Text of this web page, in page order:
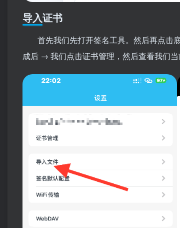
导入证书
首先我们先打开签名工具。然后再点
成后 → 我们点击证书管理，然后查看我们当